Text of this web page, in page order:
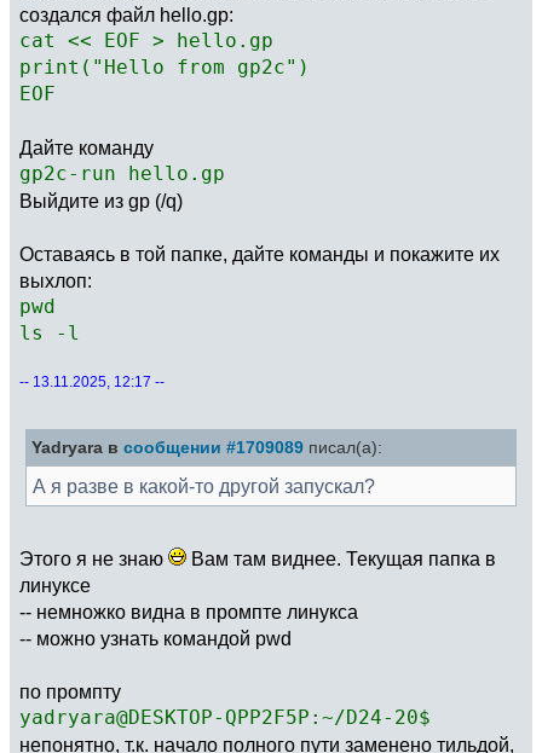
создался файл hello.gp:
cat << EOF > hello.gp
print("Hello from gp2c")
EOF
Дайте команду
gp2c-run hello.gp
Выйдите из gp (/q)
Оставаясь в той папке, дайте команды и покажите их
выхлоп:
pwd
ls -l
-- 13.11.2025, 12:17 --
Yadryara в сообщении #1709089 писал(а):
А я разве в какой-то другой запускал?
Этого я не знаю
Вам там виднее. Текущая папка в
линуксе
-- немножко видна в промпте линукса
-- можно узнать командой pwd
по промпту
yadryara@DESKTOP-QPP2F5P:~/D24-20$
непонятно, т.к. начало полного пути заменено тильдой,